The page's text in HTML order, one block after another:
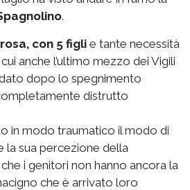
.
con 5 figli e tante necessità
anche l’ultimo mezzo dei Vigili
dopo lo spegnimento
distrutto
in modo traumatico il modo di
la sua percezione della
i genitori non hanno ancora la
che è arrivato loro